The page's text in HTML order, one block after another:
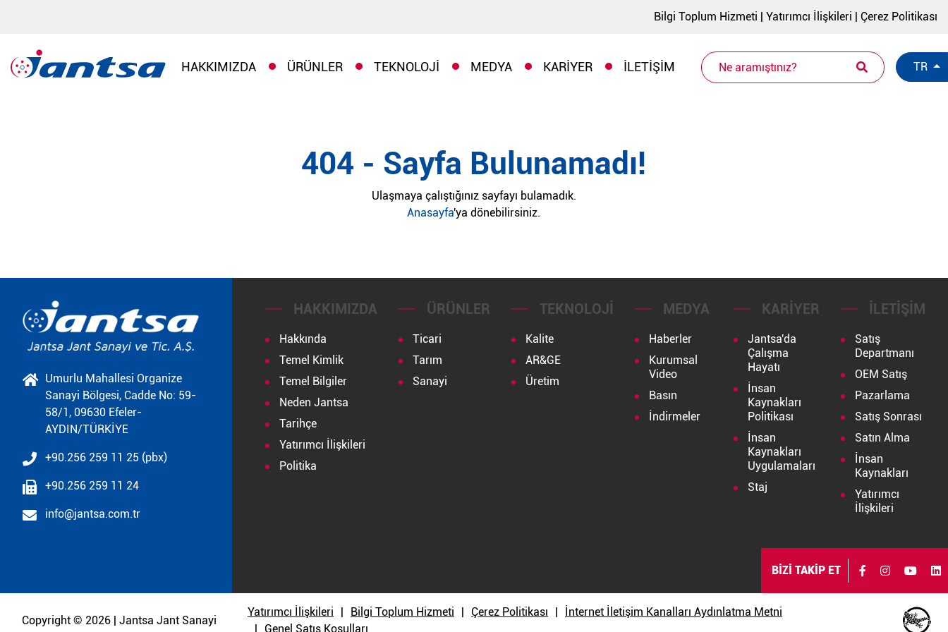
Bilgi Toplum Hizmeti | Yatırımcı İlişkileri | Çerez Politikası
HAKKIMIZDA ÜRÜNLER TEKNOLOJI MEDYA KARIYER İLETIŞIM TR
404 - Sayfa Bulunamadı!
Ulaşmaya çalıştığınız sayfayı bulamadık.
Anasayfa'ya dönebilirsiniz.
Umurlu Mahallesi Organize
Sanayi Bölgesi, Cadde No: 59-
58/1, 09630 Efeler-
AYDIN/TÜRKİYE
+90.256 259 11 25 (pbx)
+90.256 259 11 24
info@jantsa.com.tr
HAKKIMIZDA
Hakkında
Temel Kimlik
Temel Bilgiler
Neden Jantsa
Tarihçe
Yatırımcı İlişkileri
Politika
ÜRÜNLER
Ticari
Tarım
Sanayi
TEKNOLOJI
Kalite
AR&GE
Üretim
MEDYA
Haberler
Kurumsal
Video
Basın
İndirmeler
KARIYER
Jantsa'da
Çalışma
Hayatı
İnsan
Kaynakları
Politikası
İnsan
Kaynakları
Uygulamaları
Staj
İLETIŞIM
Satış
Departmanı
OEM Satış
Pazarlama
Satış Sonrası
Satın Alma
İnsan
Kaynakları
Yatırımcı
İlişkileri
BİZİ TAKİP ET
Copyright © 2026 | Jantsa Jant Sanayi
Yatırımcı İlişkileri Bilgi Toplum Hizmeti Çerez Politikası
İnternet İletişim Kanalları Aydınlatma Metni
Genel Satış Koşulları